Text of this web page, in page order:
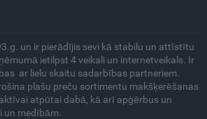
un ir pierādījis sevi kā stabilu un attīstītu
ietilpst 4 veikali un internetveikals. Ir
ar lielu skaitu sadarbības partneriem.
plašu preču sortimentu makšķerēšanas
atpūtai dabā, kā arī apģērbus un
un medībām.